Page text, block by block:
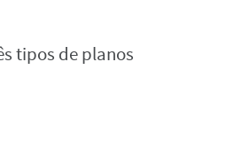
tipos de planos